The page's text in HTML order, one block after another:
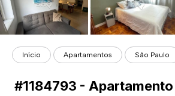
Início Apartamentos São Paulo